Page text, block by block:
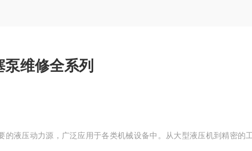
维修全系列
的液压动力源，广泛应用于各类机械设备中。从大型液压机到精密的